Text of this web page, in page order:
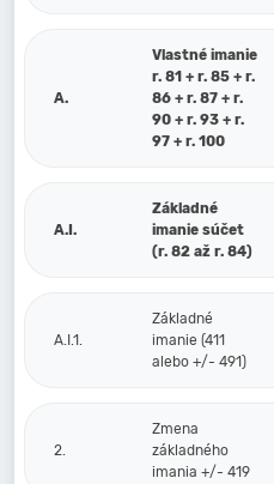
A.
Vlastné imanie
r. 81 + r. 85 + r.
86 + r. 87 + r.
90 + r. 93 + r.
97 + r. 100
A.I.
Základné
imanie súčet
(r. 82 až r. 84)
A.I.1.
Základné
imanie (411
alebo +/- 491)
2.
Zmena
základného
imania +/- 419